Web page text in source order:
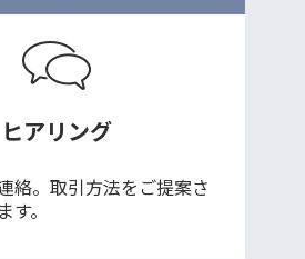
ヒアリング
絡。取引方法をご提案さ
。